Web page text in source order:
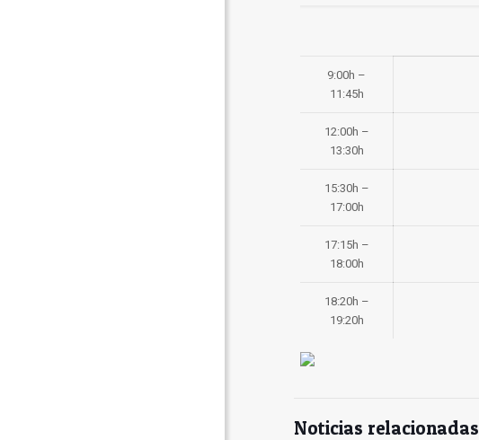
9:00h –
11:45h
12:00h –
13:30h
15:30h –
17:00h
17:15h –
18:00h
18:20h –
19:20h
Noticias relacionadas